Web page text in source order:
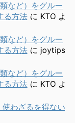
など）をグルー
る方法 に KTO よ
など）をグルー
る方法 に joytips
など）をグルー
る方法 に KTO よ
わざるを得ない